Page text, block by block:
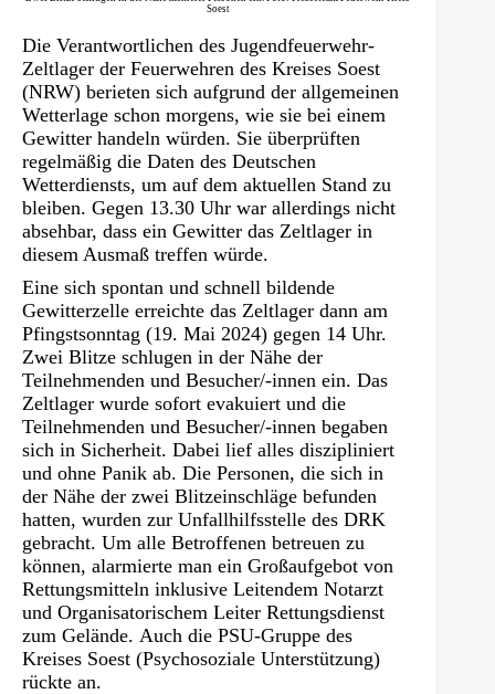
Soest
Die Verantwortlichen des Jugendfeuerwehr-
Zeltlager der Feuerwehren des Kreises Soest
(NRW) berieten sich aufgrund der allgemeinen
Wetterlage schon morgens, wie sie bei einem
Gewitter handeln würden. Sie überprüften
regelmäßig die Daten des Deutschen
Wetterdiensts, um auf dem aktuellen Stand zu
bleiben. Gegen 13.30 Uhr war allerdings nicht
absehbar, dass ein Gewitter das Zeltlager in
diesem Ausmaß treffen würde.
Eine sich spontan und schnell bildende
Gewitterzelle erreichte das Zeltlager dann am
Pfingstsonntag (19. Mai 2024) gegen 14 Uhr.
Zwei Blitze schlugen in der Nähe der
Teilnehmenden und Besucher/-innen ein. Das
Zeltlager wurde sofort evakuiert und die
Teilnehmenden und Besucher/-innen begaben
sich in Sicherheit. Dabei lief alles diszipliniert
und ohne Panik ab. Die Personen, die sich in
der Nähe der zwei Blitzeinschläge befunden
hatten, wurden zur Unfallhilfsstelle des DRK
gebracht. Um alle Betroffenen betreuen zu
können, alarmierte man ein Großaufgebot von
Rettungsmitteln inklusive Leitendem Notarzt
und Organisatorischem Leiter Rettungsdienst
zum Gelände. Auch die PSU-Gruppe des
Kreises Soest (Psychosoziale Unterstützung)
rückte an.